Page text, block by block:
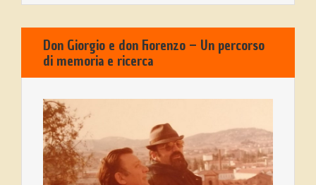
Don Giorgio e don Fiorenzo – Un percorso
di memoria e ricerca